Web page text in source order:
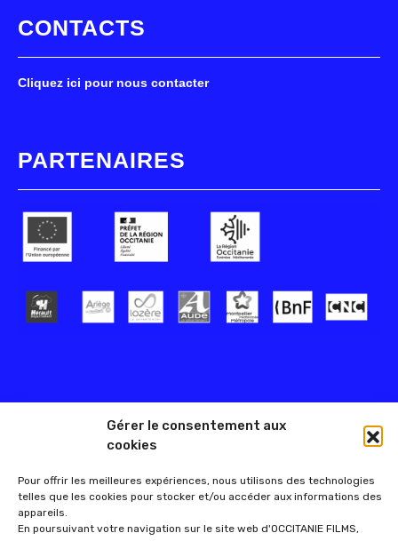
Gérer le consentement aux
cookies
Pour offrir les meilleures expériences, nous utilisons des technologies
telles que les cookies pour stocker et/ou accéder aux informations des
appareils.
En poursuivant votre navigation sur le site web d'OCCITANIE FILMS,
CONTACTS
Cliquez ici pour nous contacter
PARTENAIRES